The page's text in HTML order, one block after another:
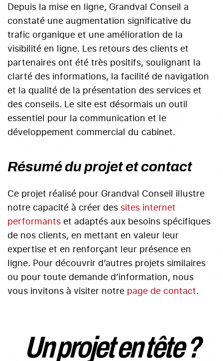
Depuis la mise en ligne, Grandval Conseil a
constaté une augmentation significative du
trafic organique et une amélioration de la
visibilité en ligne. Les retours des clients et
partenaires ont été très positifs, soulignant la
clarté des informations, la facilité de navigation
et la qualité de la présentation des services et
des conseils. Le site est désormais un outil
essentiel pour la communication et le
développement commercial du cabinet.
Résumé du projet et contact
Ce projet réalisé pour Grandval Conseil illustre
notre capacité à créer des sites internet
performants et adaptés aux besoins spécifiques
de nos clients, en mettant en valeur leur
expertise et en renforçant leur présence en
ligne. Pour découvrir d’autres projets similaires
ou pour toute demande d’information, nous
vous invitons à visiter notre page de contact.
Un projet en tête ?